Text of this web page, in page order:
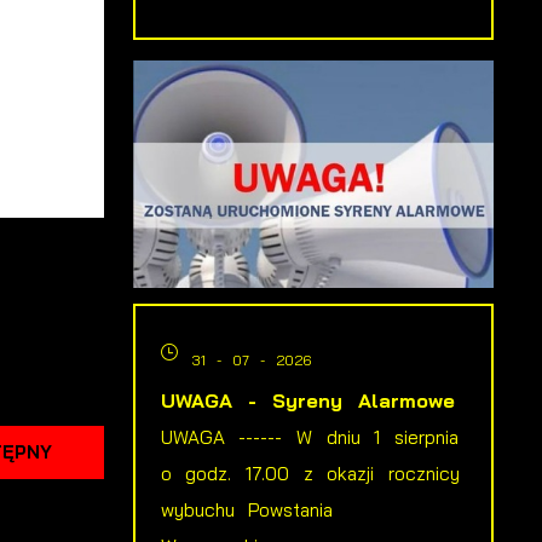
31 - 07 - 2026
UWAGA - Syreny Alarmowe
UWAGA ------ W dniu 1 sierpnia
o godz. 17.00 z okazji rocznicy
wybuchu Powstania